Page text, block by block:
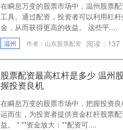
在瞬息万变的股票市场中，温州股票
工具。通过配资，投资者可以利用杠
金，从而获得更高的收益。 这些平....
温州 作者：山东股票配资 阅读： 137
股票配资最高杠杆是多少 温州
握投资良机
在瞬息万变的股票市场中，把握投资
运而生，为投资者提供资金杠杆股票
益。 * **资金放大：**配资可....